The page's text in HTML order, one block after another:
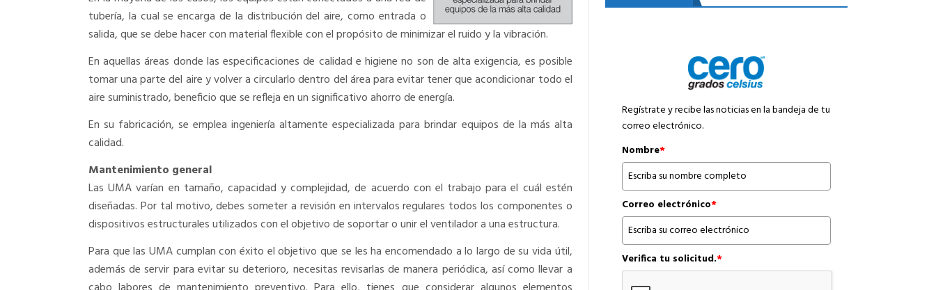
tubería, la cual se encarga de la distribución del aire, como entrada o
salida, que se debe hacer con material flexible con el propósito de minimizar el ruido y la vibración.
En aquellas áreas donde las especificaciones de calidad e higiene no son de alta exigencia, es posible
tomar una parte del aire y volver a circularlo dentro del área para evitar tener que acondicionar todo el
aire suministrado, beneficio que se refleja en un significativo ahorro de energía.
En su fabricación, se emplea ingeniería altamente especializada para brindar equipos de la más alta
calidad.
Mantenimiento general
Las UMA varían en tamaño, capacidad y complejidad, de acuerdo con el trabajo para el cuál estén
diseñadas. Por tal motivo, debes someter a revisión en intervalos regulares todos los componentes o
dispositivos estructurales utilizados con el objetivo de soportar o unir el ventilador a una estructura.
Para que las UMA cumplan con éxito el objetivo que se les ha encomendado a lo largo de su vida útil,
además de servir para evitar su deterioro, necesitas revisarlas de manera periódica, así como llevar a
Regístrate y recibe las noticias en la bandeja de tu
correo electrónico.
Nombre*
Correo electrónico*
Verifica tu solicitud.*